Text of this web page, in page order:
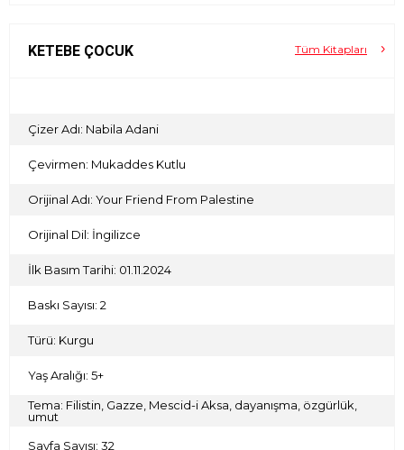
KETEBE ÇOCUK Tüm Kitapları
Çizer Adı: Nabila Adani
Çevirmen: Mukaddes Kutlu
Orijinal Adı: Your Friend From Palestine
Orijinal Dil: İngilizce
İlk Basım Tarihi: 01.11.2024
Baskı Sayısı: 2
Türü: Kurgu
Yaş Aralığı: 5+
Tema: Filistin, Gazze, Mescid-i Aksa, dayanışma, özgürlük,
umut
Sayfa Sayısı: 32